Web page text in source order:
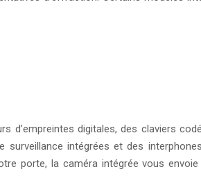
d’empreintes digitales, des claviers
intégrées et des
porte, la caméra intégrée vous